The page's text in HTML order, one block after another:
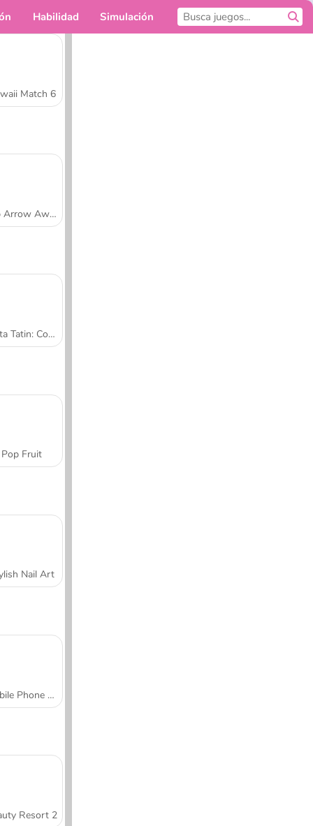
Habilidad Simulación
Match 6
Tap Arrow Away
Tarta Tatin: Cocina con Sara
Pop Fruit
Nail Art
Mobile Phone Case Design & DIY
Resort 2